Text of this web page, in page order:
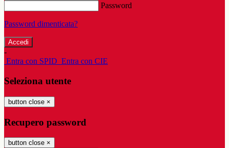
Password
Password dimenticata?
-
Entra con SPID Entra con CIE
Seleziona utente
button close ×
Recupero password
button close ×